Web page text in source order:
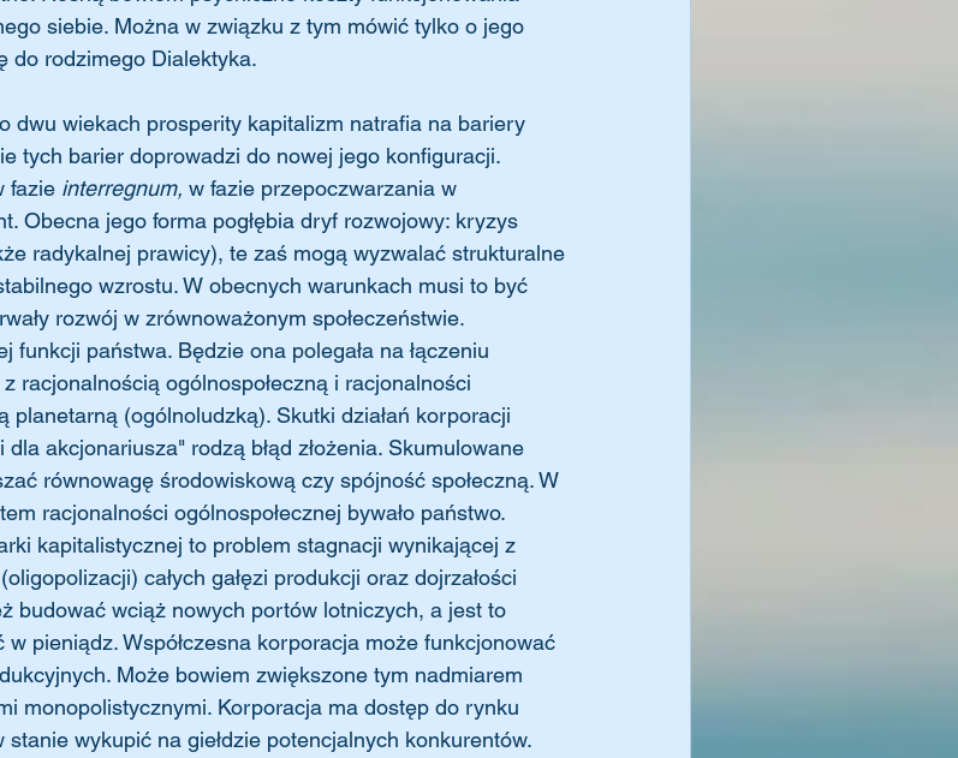
siebie. Można w związku z tym mówić tylko o jego
do rodzimego Dialektyka.
dwu wiekach prosperity kapitalizm natrafia na bariery
tych barier doprowadzi do nowej jego konfiguracji.
fazie interregnum, w fazie przepoczwarzania w
Obecna jego forma pogłębia dryf rozwojowy: kryzys
radykalnej prawicy), te zaś mogą wyzwalać strukturalne
wzrostu. W obecnych warunkach musi to być
rozwój w zrównoważonym społeczeństwie.
funkcji państwa. Będzie ona polegała na łączeniu
racjonalnością ogólnospołeczną i racjonalności
planetarną (ogólnoludzką). Skutki działań korporacji
akcjonariusza" rodzą błąd złożenia. Skumulowane
równowagę środowiskową czy spójność społeczną. W
racjonalności ogólnospołecznej bywało państwo.
kapitalistycznej to problem stagnacji wynikającej z
całych gałęzi produkcji oraz dojrzałości
budować wciąż nowych portów lotniczych, a jest to
w pieniądz. Współczesna korporacja może funkcjonować
Może bowiem zwiększone tym nadmiarem
monopolistycznymi. Korporacja ma dostęp do rynku
stanie wykupić na giełdzie potencjalnych konkurentów.